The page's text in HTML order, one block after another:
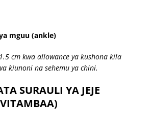
mguu (ankle)
cm kwa allowance ya kushona kila
kiunoni na sehemu ya chini.
SURAULI YA JEJE